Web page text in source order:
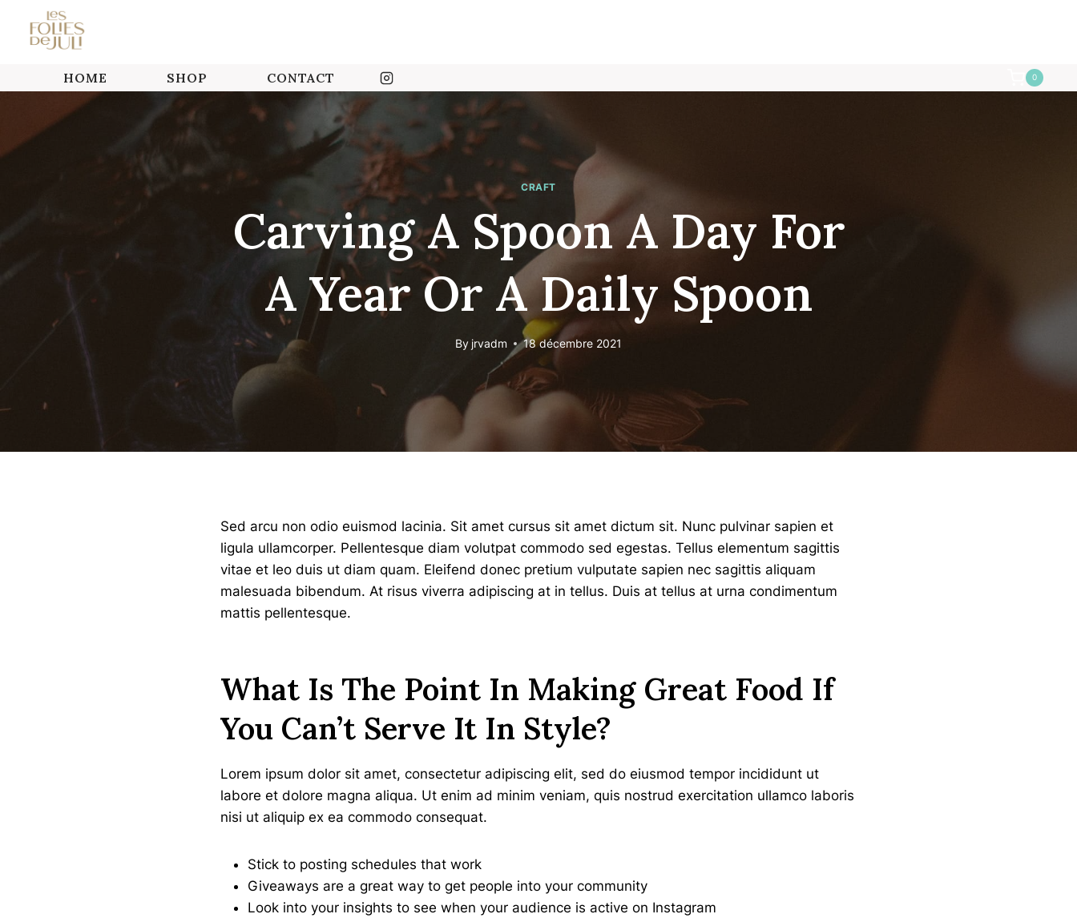
content
HOME
SHOP CONTACT 0
CRAFT
Carving A Spoon A Day For
A Year Or A Daily Spoon
By jrvadm 18 décembre 2021
Sed arcu non odio euismod lacinia. Sit amet cursus sit amet dictum sit. Nunc pulvinar sapien et
ligula ullamcorper. Pellentesque diam volutpat commodo sed egestas. Tellus elementum sagittis
vitae et leo duis ut diam quam. Eleifend donec pretium vulputate sapien nec sagittis aliquam
malesuada bibendum. At risus viverra adipiscing at in tellus. Duis at tellus at urna condimentum
mattis pellentesque.
What Is The Point In Making Great Food If
You Can’t Serve It In Style?
Lorem ipsum dolor sit amet, consectetur adipiscing elit, sed do eiusmod tempor incididunt ut
labore et dolore magna aliqua. Ut enim ad minim veniam, quis nostrud exercitation ullamco laboris
nisi ut aliquip ex ea commodo consequat.
Stick to posting schedules that work
Giveaways are a great way to get people into your community
Look into your insights to see when your audience is active on Instagram